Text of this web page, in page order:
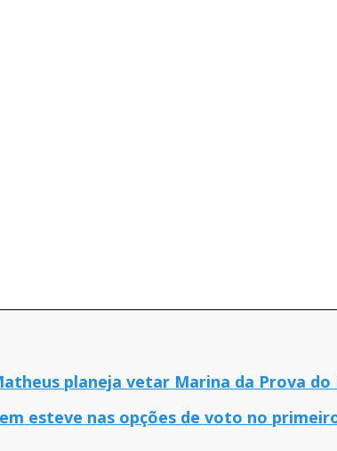
planeja vetar Marina da Prova
esteve nas opções de voto no